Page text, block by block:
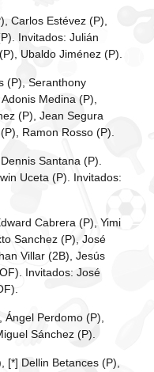
Carlos Estévez (P),
Invitados: Julián
Ubaldo Jiménez (P).
(P), Seranthony
Medina (P),
(P), Jean Segura
Ramon Rosso (P).
Santana (P).
Uceta (P). Invitados:
Cabrera (P), Yimi
Sanchez (P), José
Villar (2B), Jesús
Invitados: José
Ángel Perdomo (P),
Sánchez (P).
[*] Dellin Betances (P),